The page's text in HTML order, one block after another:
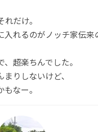
だけ。
入れるのがノッチ家伝
超楽ちんでした。
りしないけど、
なー。